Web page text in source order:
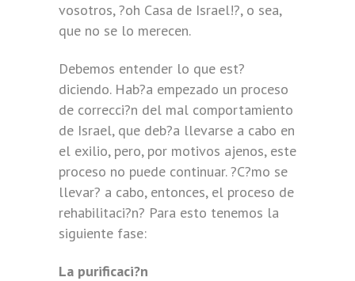
vosotros, ?oh Casa de Israel!?, o sea,
que no se lo merecen.
Debemos entender lo que est?
diciendo. Hab?a empezado un proceso
de correcci?n del mal comportamiento
de Israel, que deb?a llevarse a cabo en
el exilio, pero, por motivos ajenos, este
proceso no puede continuar. ?C?mo se
llevar? a cabo, entonces, el proceso de
rehabilitaci?n? Para esto tenemos la
siguiente fase:
La purificaci?n